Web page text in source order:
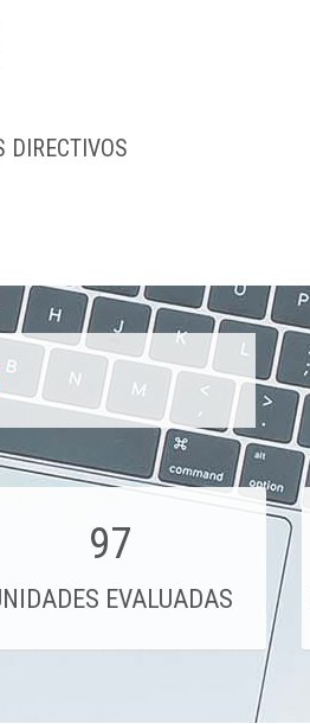
DIRECTIVOS
97
EVALUADAS